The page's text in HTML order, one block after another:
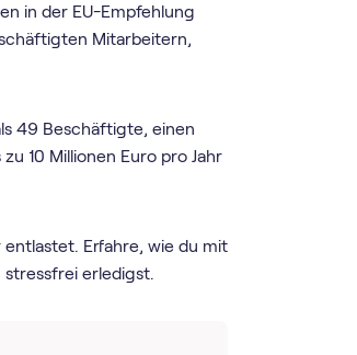
in der EU-Empfehlung
Mitarbeitern,
49 Beschäftigte, einen
10 Millionen Euro pro Jahr
Erfahre, wie du mit
erledigst.